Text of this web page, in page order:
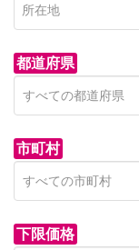
都道府県
市町村
下限価格